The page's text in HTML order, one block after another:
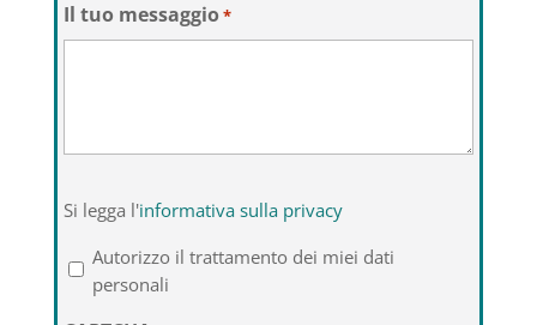
Il tuo messaggio*
legga
l'informativa
sulla
privacy
Si legga l'informativa sulla privacy
Autorizzo il trattamento dei miei dati
personali